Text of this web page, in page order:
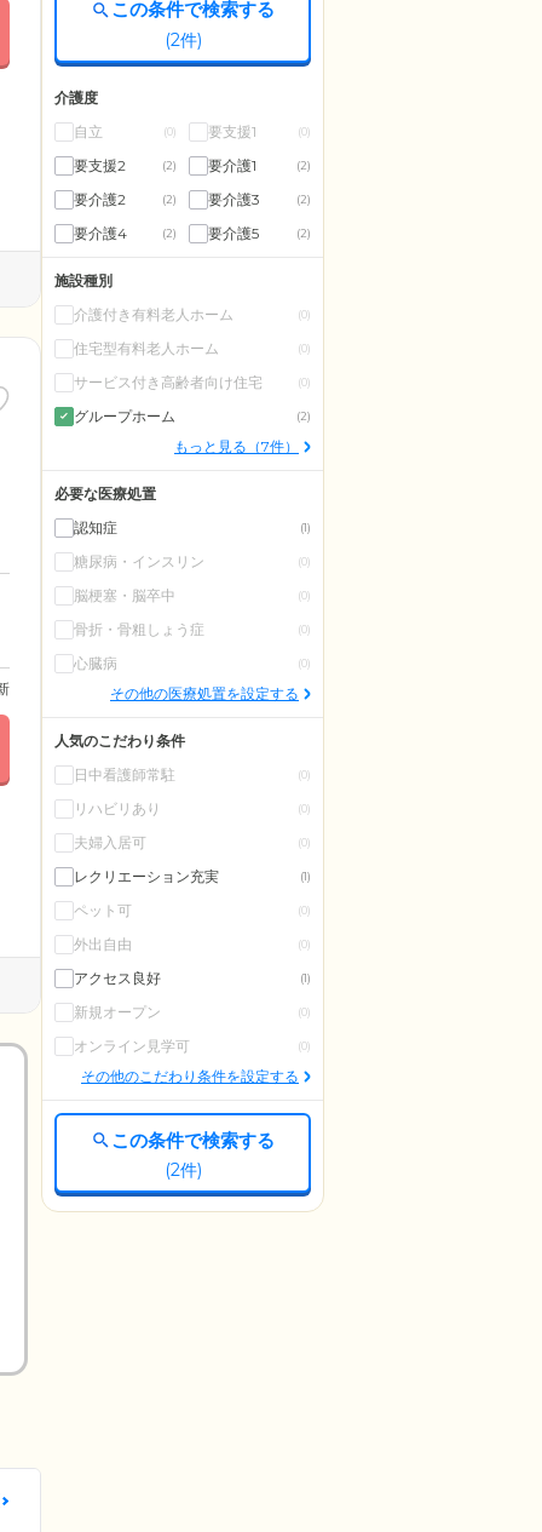
この条件で検索する
(2件)
介護度
自立
(0) 要支援1 (0)
要支援2 (2) 要介護1 (2)
要介護2 (2) 要介護3 (2)
要介護4 (2) 要介護5 (2)
施設種別
介護付き有料老人ホーム
(0)
住宅型有料老人ホーム (0)
サービス付き高齢者向け住宅 (0)
グループホーム (2)
もっと見る（7件）
必要な医療処置
認知症
(1)
糖尿病・インスリン (0)
脳梗塞・脳卒中 (0)
骨折・骨粗しょう症 (0)
心臓病 (0)
その他の医療処置を設定する
人気のこだわり条件
日中看護師常駐
(0)
リハビリあり (0)
夫婦入居可 (0)
レクリエーション充実 (1)
ペット可 (0)
外出自由 (0)
アクセス良好 (1)
新規オープン (0)
オンライン見学可 (0)
その他のこだわり条件を設定する
この条件で検索する
(2件)